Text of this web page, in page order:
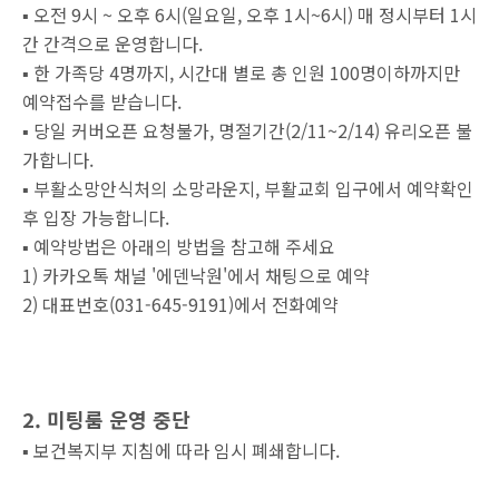
▪︎ 오전 9시 ~ 오후 6시(일요일, 오후 1시~6시) 매 정시부터 1시
간 간격으로 운영합니다.
▪︎ 한 가족당 4명까지, 시간대 별로 총 인원 100명이하까지만
예약접수를 받습니다.
▪︎ 당일 커버오픈 요청불가, 명절기간(2/11~2/14) 유리오픈 불
가합니다.
▪︎ 부활소망안식처의 소망라운지, 부활교회 입구에서 예약확인
후 입장 가능합니다.
▪︎ 예약방법은 아래의 방법을 참고해 주세요
1) 카카오톡 채널 '에덴낙원'에서 채팅으로 예약
2) 대표번호(031-645-9191)에서 전화예약
2. 미팅룸 운영 중단
▪︎ 보건복지부 지침에 따라 임시 폐쇄합니다.